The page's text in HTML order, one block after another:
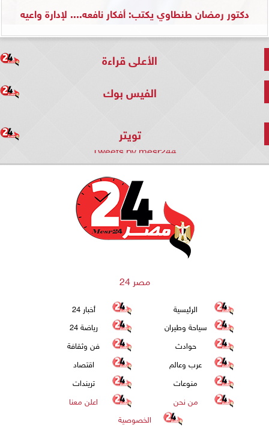
دكتور رمضان طنطاوي يكتب: أفكار نافعه.... لإدارة واعيه
الأعلى قراءة
الفيس بوك
تويتر
Tweets by mesr244
مصر 24
الرئيسية
أخبار 24
سياحة وطيران
رياضة 24
حوادث
فن وثقافة
عرب وعالم
اقتصاد
منوعات
تريندات
من نحن
اعلن معنا
الخصوصية